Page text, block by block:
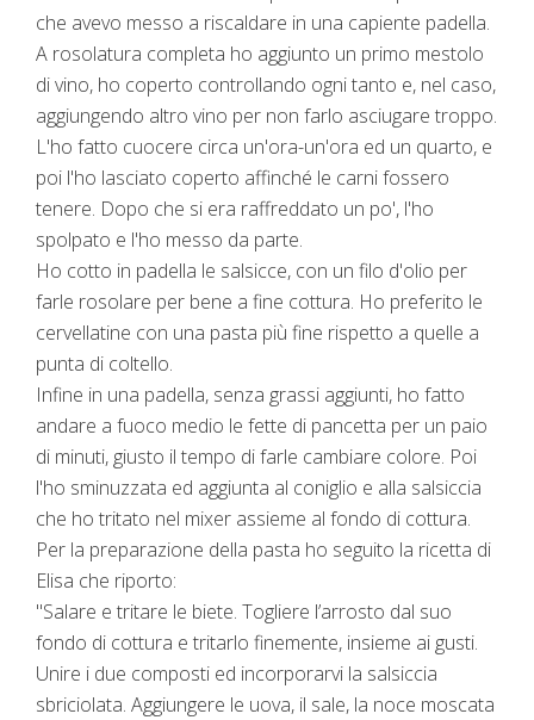
che avevo messo a riscaldare in una capiente padella.
A rosolatura completa ho aggiunto un primo mestolo
di vino, ho coperto controllando ogni tanto e, nel caso,
aggiungendo altro vino per non farlo asciugare troppo.
L'ho fatto cuocere circa un'ora-un'ora ed un quarto, e
poi l'ho lasciato coperto affinché le carni fossero
tenere. Dopo che si era raffreddato un po', l'ho
spolpato e l'ho messo da parte.
Ho cotto in padella le salsicce, con un filo d'olio per
farle rosolare per bene a fine cottura. Ho preferito le
cervellatine con una pasta più fine rispetto a quelle a
punta di coltello.
Infine in una padella, senza grassi aggiunti, ho fatto
andare a fuoco medio le fette di pancetta per un paio
di minuti, giusto il tempo di farle cambiare colore. Poi
l'ho sminuzzata ed aggiunta al coniglio e alla salsiccia
che ho tritato nel mixer assieme al fondo di cottura.
Per la preparazione della pasta ho seguito la ricetta di
Elisa che riporto:
"Salare e tritare le biete. Togliere l’arrosto dal suo
fondo di cottura e tritarlo finemente, insieme ai gusti.
Unire i due composti ed incorporarvi la salsiccia
sbriciolata. Aggiungere le uova, il sale, la noce moscata